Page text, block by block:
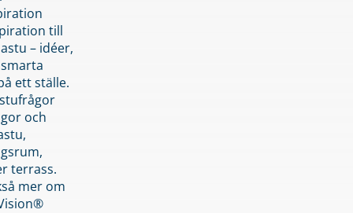
till
– idéer,
ett ställe.
och
terrass.
mer om